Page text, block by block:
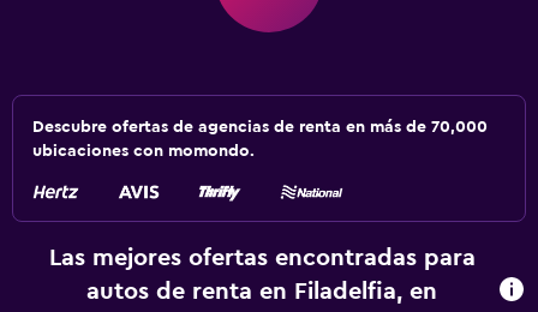
Descubre ofertas de agencias de renta en más de 70,000
ubicaciones con momondo.
Las mejores ofertas encontradas para
autos de renta en Filadelfia, en